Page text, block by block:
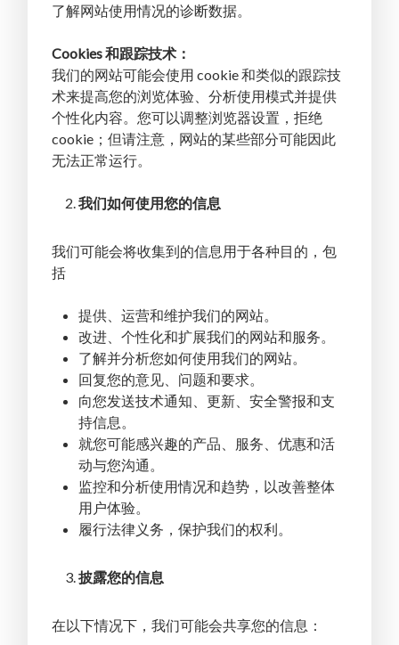
了解网站使用情况的诊断数据。
Cookies 和跟踪技术：
我们的网站可能会使用 cookie 和类似的跟踪技
术来提高您的浏览体验、分析使用模式并提供
个性化内容。您可以调整浏览器设置，拒绝
cookie；但请注意，网站的某些部分可能因此
无法正常运行。
我们如何使用您的信息
我们可能会将收集到的信息用于各种目的，包
括
提供、运营和维护我们的网站。
改进、个性化和扩展我们的网站和服务。
了解并分析您如何使用我们的网站。
回复您的意见、问题和要求。
向您发送技术通知、更新、安全警报和支
持信息。
就您可能感兴趣的产品、服务、优惠和活
动与您沟通。
监控和分析使用情况和趋势，以改善整体
用户体验。
履行法律义务，保护我们的权利。
披露您的信息
在以下情况下，我们可能会共享您的信息：